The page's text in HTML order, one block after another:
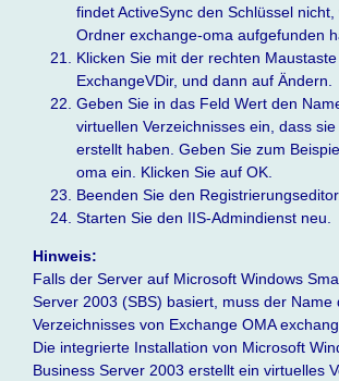
findet ActiveSync den Schlüssel
Ordner exchange-oma aufgefunden
Klicken Sie mit der rechten
ExchangeVDir, und dann auf Ändern.
Geben Sie in das Feld Wert den
virtuellen Verzeichnisses ein, dass
erstellt haben. Geben Sie zum
oma ein. Klicken Sie auf OK.
Beenden Sie den
Starten Sie den IIS-Admindienst neu.
Hinweis:
Falls der Server auf Microsoft Windows
Server 2003 (SBS) basiert, muss der Name
Verzeichnisses von Exchange OMA
Die integrierte Installation von Microsoft
Business Server 2003 erstellt ein virtuelles